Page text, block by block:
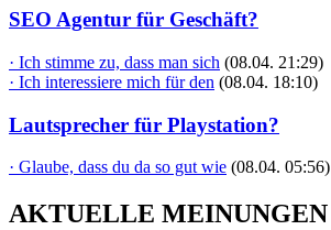
SEO Agentur für Geschäft?
· Ich stimme zu, dass man sich (08.04. 21:29)
· Ich interessiere mich für den (08.04. 18:10)
Lautsprecher für Playstation?
· Glaube, dass du da so gut wie (08.04. 05:56)
AKTUELLE MEINUNGEN